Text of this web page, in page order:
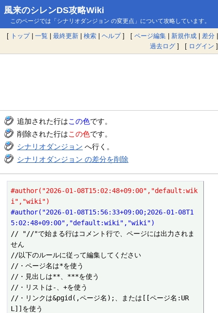
風来のシレンDS攻略Wiki
このページでは「シナリオダンジョン の変更点」について攻略しています。
[ トップ| 一覧 | 最終更新 | 検索 | ヘルプ] [ ページ編集 | 新規作成 | 差分 |
過去ログ ] [ ログイン ]
追加された行はこの色です。
削除された行はこの色です。
シナリオダンジョン へ行く。
シナリオダンジョン の差分を削除
#author("2026-01-08T15:02:48+09:00","default:wik
i","wiki")
#author("2026-01-08T15:56:33+09:00;2026-01-08T1
5:02:48+09:00","default:wiki","wiki")
// "//"で始まる行はコメント行で、ページには出力されま
せん
//以下のルールに従って編集してください
//・ページ名は*を使う
//・見出しは**、***を使う
//・リストは-、+を使う
//・リンクは&pgid(,ページ名);、または[[ページ名:UR
L]]を使う